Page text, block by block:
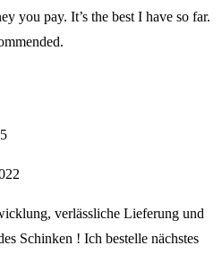
you pay. It’s the best I have so far.
verlässliche Lieferung und
Schinken ! Ich bestelle nächstes